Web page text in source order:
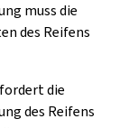
muss die
des Reifens
die
des Reifens